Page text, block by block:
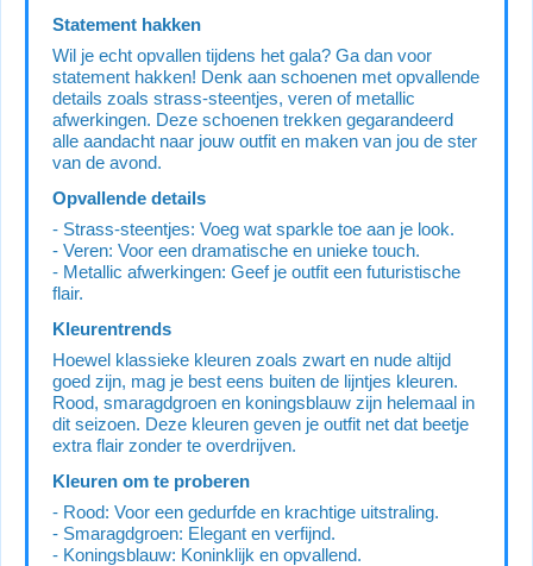
Statement hakken
Wil je echt opvallen tijdens het gala? Ga dan voor
statement hakken! Denk aan schoenen met opvallende
details zoals strass-steentjes, veren of metallic
afwerkingen. Deze schoenen trekken gegarandeerd
alle aandacht naar jouw outfit en maken van jou de ster
van de avond.
Opvallende details
- Strass-steentjes: Voeg wat sparkle toe aan je look.
- Veren: Voor een dramatische en unieke touch.
- Metallic afwerkingen: Geef je outfit een futuristische
flair.
Kleurentrends
Hoewel klassieke kleuren zoals zwart en nude altijd
goed zijn, mag je best eens buiten de lijntjes kleuren.
Rood, smaragdgroen en koningsblauw zijn helemaal in
dit seizoen. Deze kleuren geven je outfit net dat beetje
extra flair zonder te overdrijven.
Kleuren om te proberen
- Rood: Voor een gedurfde en krachtige uitstraling.
- Smaragdgroen: Elegant en verfijnd.
- Koningsblauw: Koninklijk en opvallend.